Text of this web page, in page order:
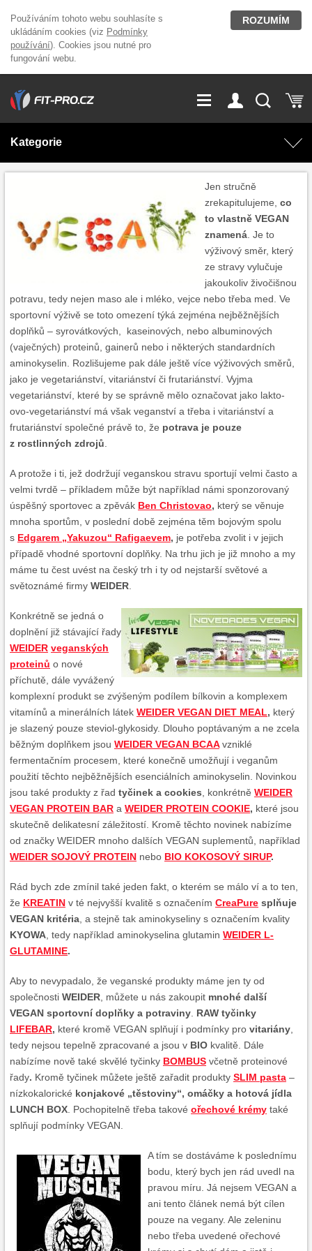
Používáním tohoto webu souhlasíte s
ukládáním cookies (viz Podmínky
používání). Cookies jsou nutné pro
fungování webu.
ROZUMÍM
GDPR
Kontakt
Magazín
Přihlášení
Kategorie
Domácí cvičení
Doplňky stravy Fitness vybavení
Značky
Jen stručně
zrekapitulujeme, co
to vlastně VEGAN
znamená . Je to
výživový směr, který
ze stravy vylučuje
jakoukoliv živočišnou
potravu, tedy nejen maso ale i mléko, vejce nebo třeba med. Ve
sportovní výživě se toto omezení týká zejména nejběžnějších
doplňků – syrovátkových, kaseinových, nebo albuminových
(vaječných) proteinů, gainerů nebo i některých standardních
aminokyselin. Rozlišujeme pak dále ještě více výživových směrů,
jako je vegetariánství, vitariánství či frutariánství. Vyjma
vegetariánství, které by se správně mělo označovat jako lakto-
ovo-vegetariánství má však veganství a třeba i vitariánství a
frutariánství společné právě to, že potrava je pouze
z rostlinných zdrojů
A protože i ti, jež dodržují veganskou stravu sportují velmi často a
velmi tvrdě – příkladem může být například námi sponzorovaný
úspěšný sportovec a zpěvák Ben Christovao, který se věnuje
mnoha sportům, v poslední době zejména těm bojovým spolu
s Edgarem „Yakuzou“ Rafigaevem, je potřeba zvolit i v jejich
případě vhodné sportovní doplňky. Na trhu jich je již mnoho a my
máme tu čest uvést na český trh i ty od nejstarší světové a
světoznámé firmy WEIDER
Konkrétně se jedná o
doplnění již stávající řady
WEIDER veganských
proteinů o nové
příchutě, dále vyvážený
komplexní produkt se zvýšeným podílem bílkovin a komplexem
vitamínů a minerálních látek WEIDER VEGAN DIET MEAL, který
je slazený pouze steviol-glykosidy. Dlouho poptávaným a ne zcela
běžným doplňkem jsou WEIDER VEGAN BCAA vzniklé
fermentačním procesem, které konečně umožňují i veganům
použití těchto nejběžnějších esenciálních aminokyselin. Novinkou
jsou také produkty z řad tyčinek a cookies , konkrétně WEIDER
VEGAN PROTEIN BAR a WEIDER PROTEIN COOKIE, které jsou
skutečně delikatesní záležitostí. Kromě těchto novinek nabízíme
od značky WEIDER mnoho dalších VEGAN suplementů, například
WEIDER SOJOVÝ PROTEIN nebo BIO KOKOSOVÝ SIRUP.
Rád bych zde zmínil také jeden fakt, o kterém se málo ví a to ten,
že KREATIN v té nejvyšší kvalitě s označením CreaPure splňuje
VEGAN kritéria , a stejně tak aminokyseliny s označením kvality
KYOWA , tedy například aminokyselina glutamin WEIDER L-
GLUTAMINE.
Aby to nevypadalo, že veganské produkty máme jen ty od
společnosti WEIDER , můžete u nás zakoupit mnohé další
VEGAN sportovní doplňky a potraviny RAW tyčinky
LIFEBAR, které kromě VEGAN splňují i podmínky pro vitariány
tedy nejsou tepelně zpracované a jsou v BIO kvalitě. Dále
nabízíme nově také skvělé tyčinky BOMBUS včetně proteinové
řady. Kromě tyčinek můžete ještě zařadit produkty SLIM pasta –
nízkokalorické konjakové „těstoviny“, omáčky a hotová jídla
LUNCH BOX . Pochopitelně třeba takové ořechové krémy také
splňují podmínky VEGAN.
A tím se dostáváme k poslednímu
bodu, který bych jen rád uvedl na
pravou míru. Já nejsem VEGAN a
ani tento článek nemá být cílen
pouze na vegany. Ale zeleninu
nebo třeba uvedené ořechové